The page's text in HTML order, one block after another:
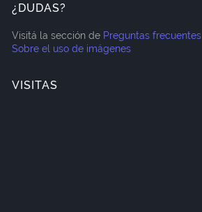
¿DUDAS?
Visitá la sección de Preguntas frecuentes
Sobre el uso de imágenes
VISITAS